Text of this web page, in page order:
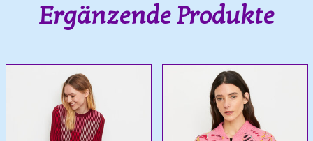
Ergänzende Produkte